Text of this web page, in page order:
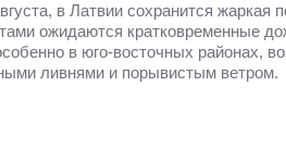
в Латвии сохранится жаркая
ожидаются кратковременные
в юго-восточных районах,
ливнями и порывистым ветром.